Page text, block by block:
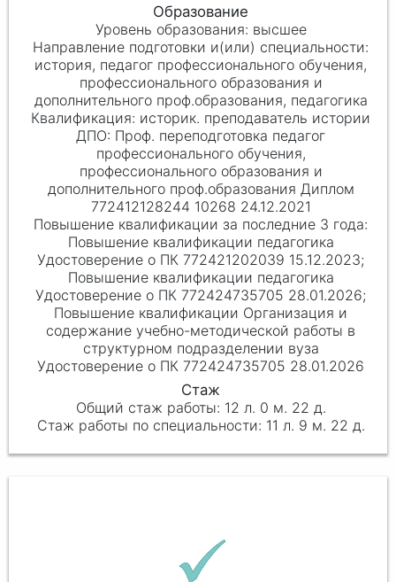
высшее
история, педагог профессионального обучения,
профессионального образования и
дополнительного проф.образования, педагогика
историк. преподаватель истории
Проф. переподготовка педагог
профессионального обучения,
профессионального образования и
дополнительного проф.образования Диплом
772412128244 10268 24.12.2021
Повышение квалификации педагогика
Удостоверение о ПК 772421202039 15.12.2023;
Повышение квалификации педагогика
Удостоверение о ПК 772424735705 28.01.2026;
Повышение квалификации Организация и
содержание учебно-методической работы в
структурном подразделении вуза
Удостоверение о ПК 772424735705 28.01.2026
12 л. 0 м. 22 д.
11 л. 9 м. 22 д.